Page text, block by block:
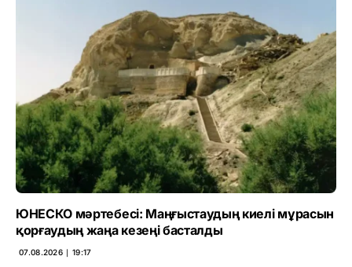
ЮНЕСКО мәртебесі: Маңғыстаудың киелі мұрасын
қорғаудың жаңа кезеңі басталды
07.08.2026 ∣ 19:17